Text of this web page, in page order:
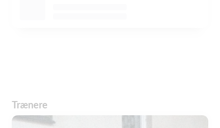
Trænere